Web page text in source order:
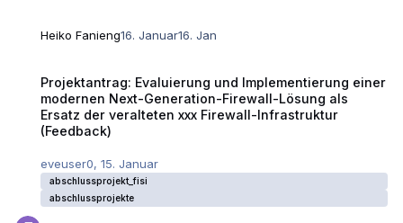
Heiko Fanieng16. Januar16. Jan
Projektantrag: Evaluierung und Implementierung einer
modernen Next-Generation-Firewall-Lösung als
Ersatz der veralteten xxx Firewall-Infrastruktur
(Feedback)
eveuser0, 15. Januar
abschlussprojekt_fisi
abschlussprojekte